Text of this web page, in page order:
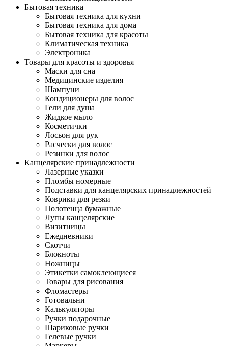
Бытовая техника
Бытовая техника для кухни
Бытовая техника для дома
Бытовая техника для красоты
Климатическая техника
Электроника
Товары для красоты и здоровья
Маски для сна
Медицинские изделия
Шампуни
Кондиционеры для волос
Гели для душа
Жидкое мыло
Косметички
Лосьон для рук
Расчески для волос
Резинки для волос
Канцелярские принадлежности
Лазерные указки
Пломбы номерные
Подставки для канцелярских принадлежностей
Коврики для резки
Полотенца бумажные
Лупы канцелярские
Визитницы
Ежедневники
Скотчи
Блокноты
Ножницы
Этикетки самоклеющиеся
Товары для рисования
Фломастеры
Готовальни
Калькуляторы
Ручки подарочные
Шариковые ручки
Гелевые ручки